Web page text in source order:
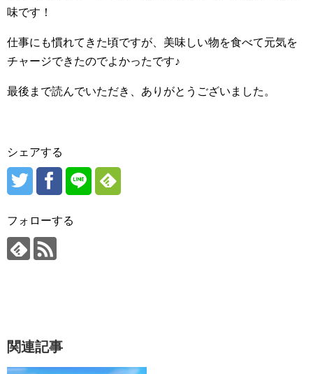
味です！
仕事にも慣れてきた頃ですが、美味しい物を食べて元気を
チャージできたのでよかったです♪
最後まで読んでいただき、ありがとうございました。
シェアする
フォローする
関連記事